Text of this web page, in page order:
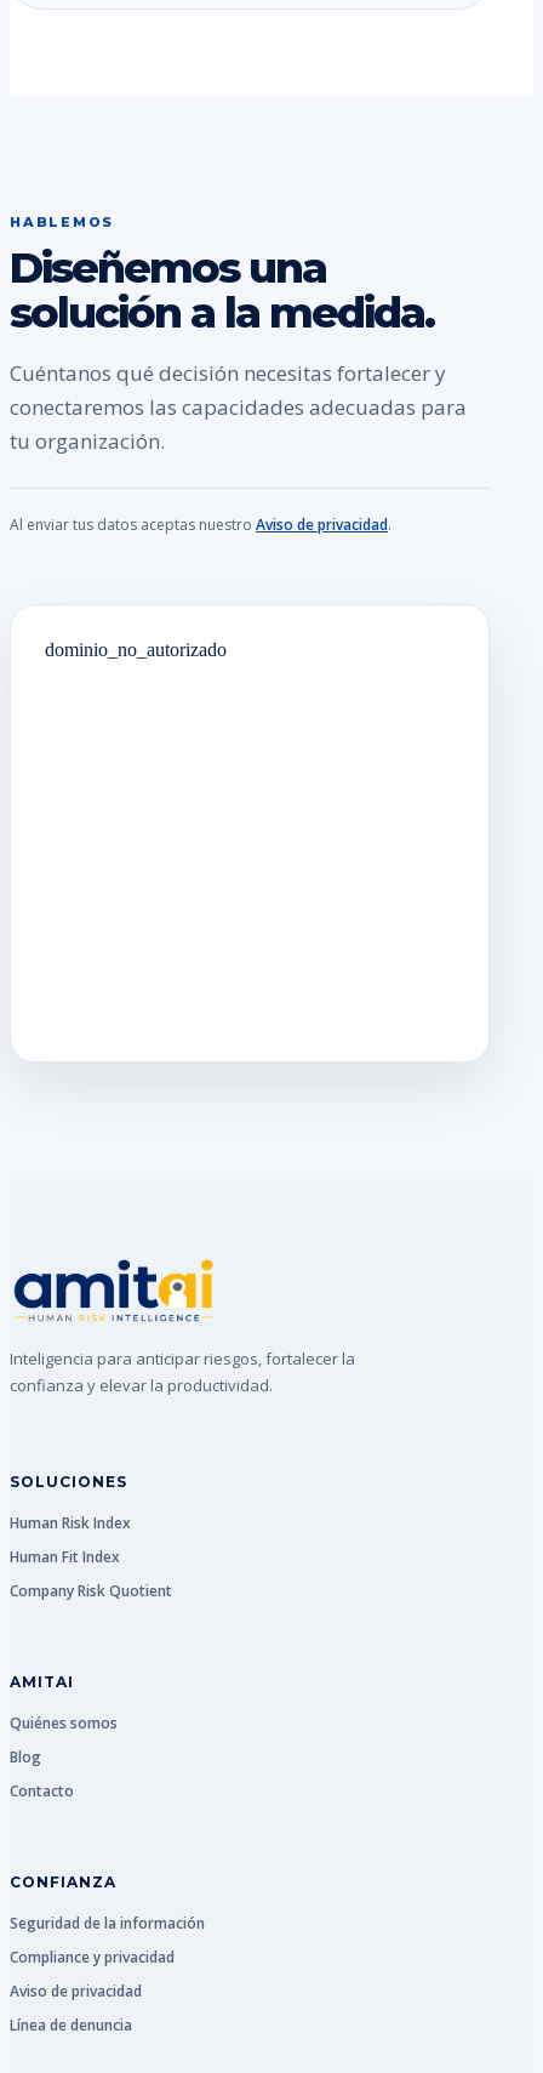
HABLEMOS
Diseñemos una
solución a la medida.
Cuéntanos qué decisión necesitas fortalecer y
conectaremos las capacidades adecuadas para
tu organización.
Al enviar tus datos aceptas nuestro Aviso de privacidad.
dominio_no_autorizado
Inteligencia para anticipar riesgos, fortalecer la
confianza y elevar la productividad.
SOLUCIONES
Human Risk Index
Human Fit Index
Company Risk Quotient
AMITAI
Quiénes somos
Blog
Contacto
CONFIANZA
Seguridad de la información
Compliance y privacidad
Aviso de privacidad
Línea de denuncia